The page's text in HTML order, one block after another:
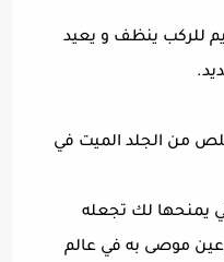
للركب ينظف و يعيد
من الجلد الميت في
يمنحها لك تجعله
موصى به في عالم